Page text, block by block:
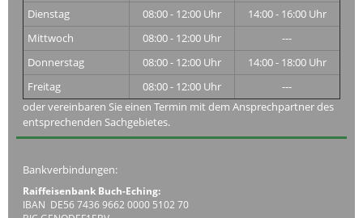
Dienstag
08:00 - 12:00 Uhr
14:00 - 16:00 Uhr
Mittwoch
08:00 - 12:00 Uhr
---
Donnerstag
08:00 - 12:00 Uhr
14:00 - 18:00 Uhr
Freitag
08:00 - 12:00 Uhr
---
oder vereinbaren Sie einen Termin mit dem Ansprechpartner des
entsprechenden Sachgebietes.
Bankverbindungen:
Raiffeisenbank Buch-Eching:
IBAN DE56 7436 9662 0000 5102 70